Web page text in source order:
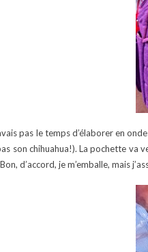
pas le temps d’élaborer en
son chihuahua!). La pochette va
d’accord, je m’emballe, mais